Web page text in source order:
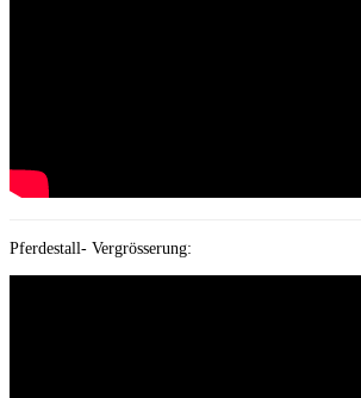
Pferdestall- Vergrösserung: